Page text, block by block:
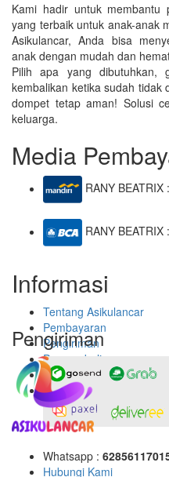
Kami hadir untuk membantu
yang terbaik untuk anak-anak
Asikulancar, Anda bisa
anak dengan mudah dan
Pilih apa yang dibutuhkan,
kembalikan ketika sudah tidak
dompet tetap aman! Solusi
keluarga.
Media
RANY
RANY
Informasi
Tentang Asikulancar
Pembayaran
Pengiriman
Pengembalian
Konfirmasi Pembayaran
Pengiriman
Whatsapp :
Hubungi Kami